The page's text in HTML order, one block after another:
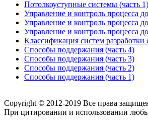
Потолкоуступные системы (часть 1)
Управление и контроль процесса
Управление и контроль процесса
Управление и контроль процесса
Классификация систем
Способы поддержания (часть 4)
Способы поддержания (часть 3)
Способы поддержания (часть 2)
Способы поддержания (часть 1)
Copyright © 2012-2019 Все права
При цитировании и использовании